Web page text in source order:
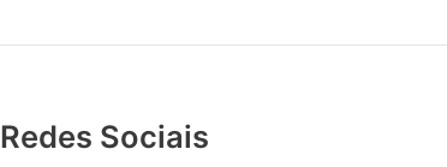
Redes Sociais